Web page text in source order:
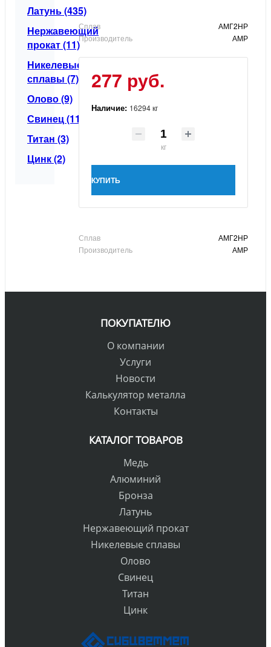
Латунь (435)
Нержавеющий
прокат (11)
Никелевые
сплавы (7)
Олово (9)
Свинец (11)
Титан (3)
Цинк (2)
Сплав
АМГ2НР
Производитель
АМР
277 руб.
Наличие: 16294 кг
кг
КУПИТЬ
Сплав
АМГ2НР
Производитель
АМР
ПОКУПАТЕЛЮ
О компании
Услуги
Новости
Калькулятор металла
Контакты
КАТАЛОГ ТОВАРОВ
Медь
Алюминий
Бронза
Латунь
Нержавеющий прокат
Никелевые сплавы
Олово
Свинец
Титан
Цинк